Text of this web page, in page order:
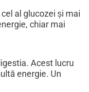
al glucozei și mai
chiar mai
Acest lucru
energie. Un